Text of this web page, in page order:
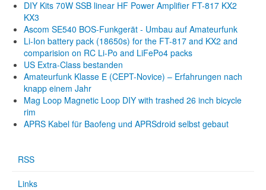
DIY Kits 70W SSB linear HF Power Amplifier FT-817 KX2
KX3
Ascom SE540 BOS-Funkgerät - Umbau auf Amateurfunk
Li-Ion battery pack (18650s) for the FT-817 and KX2 and
comparision on RC Li-Po and LiFePo4 packs
US Extra-Class bestanden
Amateurfunk Klasse E (CEPT-Novice) – Erfahrungen nach
knapp einem Jahr
Mag Loop Magnetic Loop DIY with trashed 26 inch bicycle
rim
APRS Kabel für Baofeng und APRSdroid selbst gebaut
RSS
Links